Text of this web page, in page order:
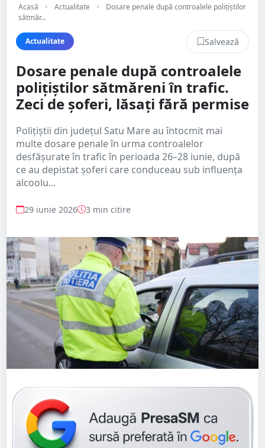
Acasă • Actualitate •
Dosare penale după controalele polițiștilor
sătmăr...
Actualitate Salvează
Dosare penale după controalele
polițiștilor sătmăreni în trafic.
Zeci de șoferi, lăsați fără permise
Polițiștii din județul Satu Mare au întocmit mai
multe dosare penale în urma controalelor
desfășurate în trafic în perioada 26–28 iunie, după
ce au depistat șoferi care conduceau sub influența
alcoolu...
29 iunie 2026 3 min citire